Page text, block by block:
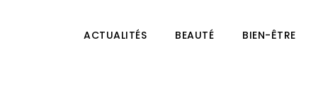
ACTUALITÉS BEAUTÉ BIEN-ÊTRE